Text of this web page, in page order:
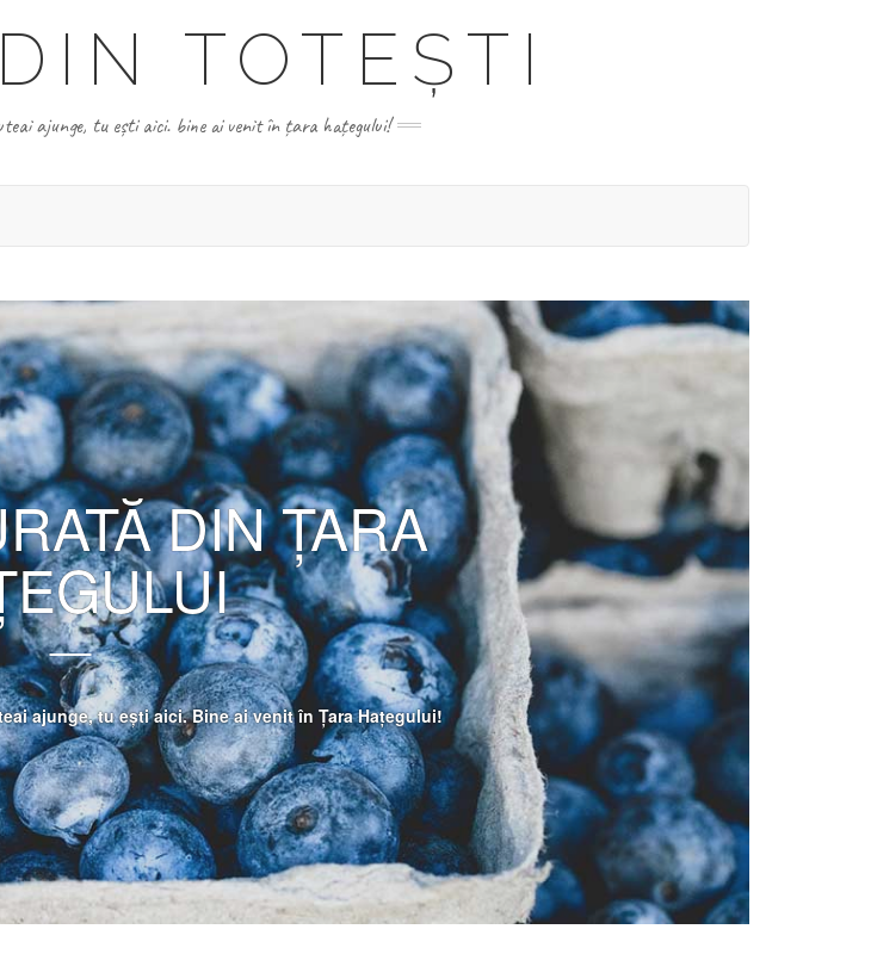
TOTEȘTI
ajunge, tu ești aici. bine ai venit în țara hațegului!
DIN ȚARA
ajunge, tu ești aici. Bine ai venit în Țara Hațegului!